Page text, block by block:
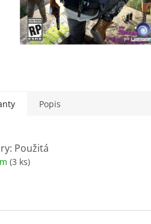
Popis
Použitá
(3 ks)